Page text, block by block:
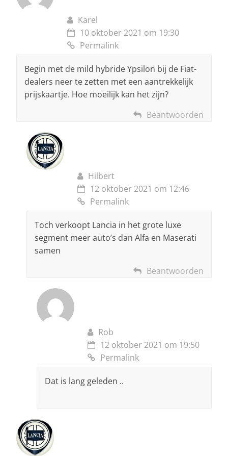
Karel
10 oktober 2021 om 19:30
Permalink
Begin met de mild hybride Ypsilon bij de Fiat-
dealers neer te zetten met een aantrekkelijk
prijskaartje. Hoe moeilijk kan het zijn?
Beantwoorden
Hilbert
12 oktober 2021 om 12:46
Permalink
Toch verkoopt Lancia in het grote luxe
segment meer auto’s dan Alfa en Maserati
samen
Beantwoorden
Rob
12 oktober 2021 om 19:50
Permalink
Dat is lang geleden ..